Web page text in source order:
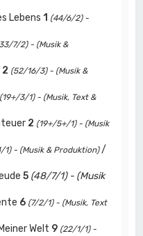
Lebens 1 (44/6/2) -
7/2) - (Musik &
2 (52/16/3) - (Musik &
(19+/3/1) - (Musik, Text &
2 (19+/5+/1) - (Musik
1) - (Musik & Produktion)/
5 (48/7/1) - (Musik
6 (7/2/1) - (Musik, Text
Welt 9 (22/1/1) -